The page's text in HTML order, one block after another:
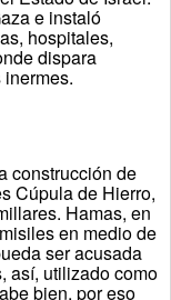
e instaló
hospitales,
dispara
construcción de
Cúpula de Hierro,
Hamas, en
en medio de
ser acusada
así, utilizado como
bien, por eso